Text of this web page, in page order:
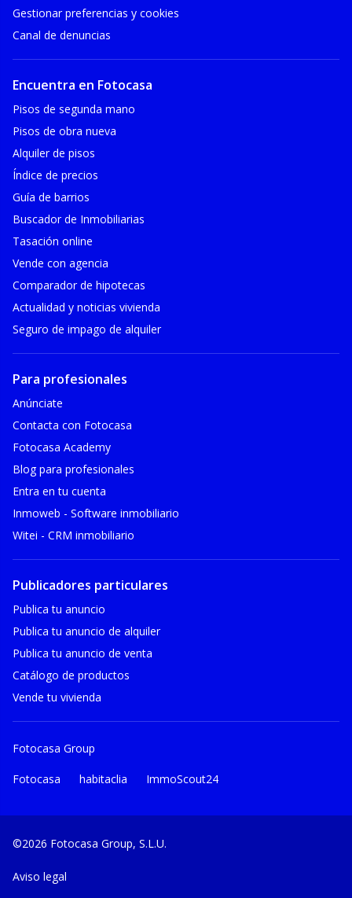
Gestionar preferencias y cookies
Canal de denuncias
Encuentra en Fotocasa
Pisos de segunda mano
Pisos de obra nueva
Alquiler de pisos
Índice de precios
Guía de barrios
Buscador de Inmobiliarias
Tasación online
Vende con agencia
Comparador de hipotecas
Actualidad y noticias vivienda
Seguro de impago de alquiler
Para profesionales
Anúnciate
Contacta con Fotocasa
Fotocasa Academy
Blog para profesionales
Entra en tu cuenta
Inmoweb - Software inmobiliario
Witei - CRM inmobiliario
Publicadores particulares
Publica tu anuncio
Publica tu anuncio de alquiler
Publica tu anuncio de venta
Catálogo de productos
Vende tu vivienda
Fotocasa Group
Fotocasa habitaclia ImmoScout24
©2026 Fotocasa Group, S.L.U.
Aviso legal